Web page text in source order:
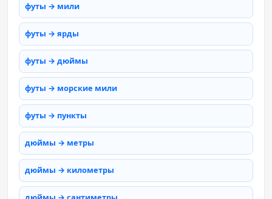
футы → мили
футы → ярды
футы → дюймы
футы → морские мили
футы → пункты
дюймы → метры
дюймы → километры